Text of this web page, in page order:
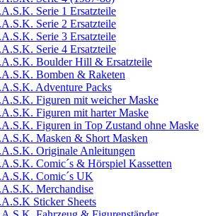
Serie 1 Ersatzteile
Serie 2 Ersatzteile
Serie 3 Ersatzteile
Serie 4 Ersatzteile
Boulder Hill & Ersatzteile
Bomben & Raketen
Adventure Packs
Figuren mit weicher Maske
Figuren mit harter Maske
Figuren in Top Zustand ohne Maske
Masken & Short Masken
Originale Anleitungen
Comic´s & Hörspiel Kassetten
Comic´s UK
Merchandise
Sticker Sheets